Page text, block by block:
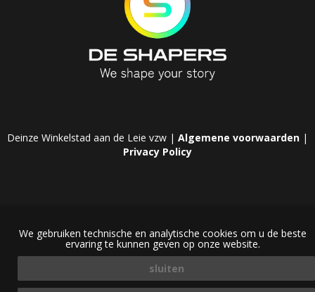
We gebruiken technische en analytische cookies om u de beste
ervaring te kunnen geven op onze website.
sluiten
Deinze Winkelstad aan de Leie vzw | Algemene voorwaarden |
Privacy Policy